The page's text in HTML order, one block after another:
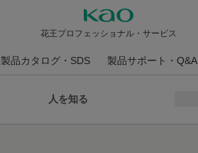
花王プロフェッショナル・サービス
製品カタログ・SDS 製品サポート・Q&A
人を知る